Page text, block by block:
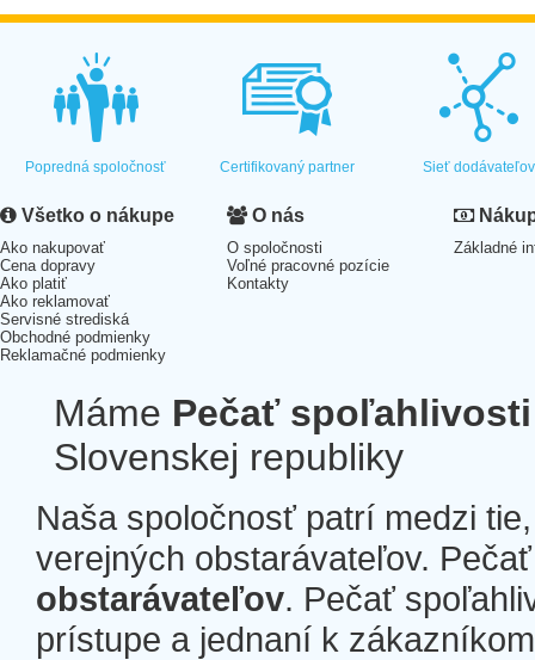
Popredná spoločnosť Certifikovaný partner Sieť dodávateľov
Všetko o nákupe
Ako nakupovať
Cena dopravy
Ako platiť
Ako reklamovať
Servisné strediská
Obchodné podmienky
Reklamačné podmienky
O nás
O spoločnosti
Voľné pracovné pozície
Kontakty
Základné
Máme Pečať spoľahlivosti
Slovenskej republiky
Naša spoločnosť patrí medzi
verejných obstarávateľov.
obstarávateľov. Pečať
prístupe a jednaní k